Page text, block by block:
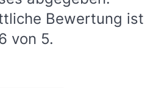
Bewertung ist
von 5.